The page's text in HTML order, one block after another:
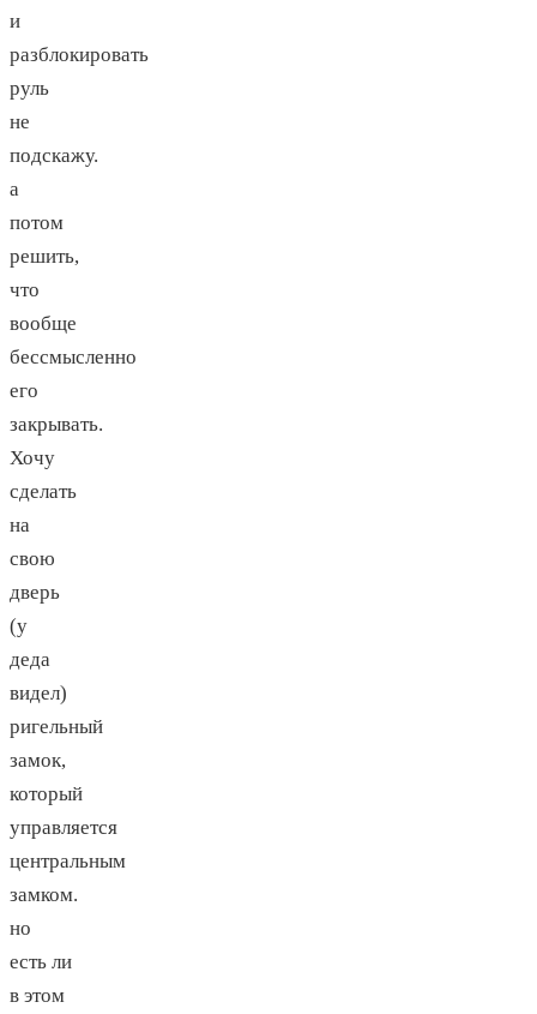
и
разблокировать
руль
не
подскажу.
а
потом
решить,
что
вообще
бессмысленно
его
закрывать.
Хочу
сделать
на
свою
дверь
(у
деда
видел)
ригельный
замок,
который
управляется
центральным
замком.
но
есть ли
в этом